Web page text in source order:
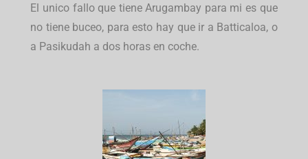
El unico fallo que tiene Arugambay para mi es que
no tiene buceo, para esto hay que ir a Batticaloa, o
a Pasikudah a dos horas en coche.